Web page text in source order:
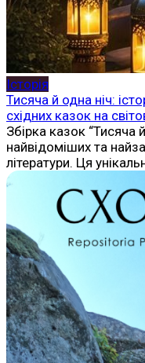
Історія
Тисяча й одна ніч:
східних казок на
Збірка казок “Тисяча
найвідоміших та
літератури. Ця